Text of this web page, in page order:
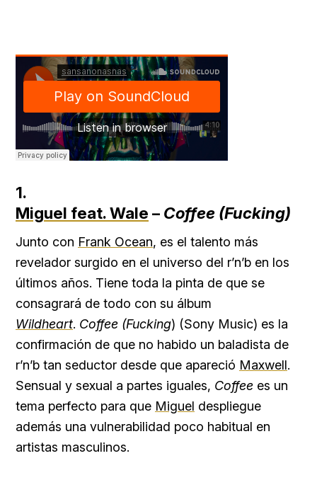
1.
Miguel feat. Wale – Coffee (Fucking)
Junto con Frank Ocean, es el talento más
revelador surgido en el universo del r’n’b en los
últimos años. Tiene toda la pinta de que se
consagrará de todo con su álbum
Wildheart. Coffee (Fucking) (Sony Music) es la
confirmación de que no habido un baladista de
r’n’b tan seductor desde que apareció Maxwell.
Sensual y sexual a partes iguales, Coffee es un
tema perfecto para que Miguel despliegue
además una vulnerabilidad poco habitual en
artistas masculinos.